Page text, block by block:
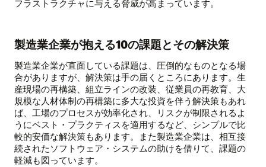
フラストラクチャに与える脅威が高まっています。
製造業企業が抱える10の課題とその解決策
製造業企業が直面している課題は、圧倒的なものとなる場
合がありますが、解決策は手の届くところにあります。生
産現場の再構築、組立ラインの改装、従業員の再教育、大
規模な人材体制の再構築に多大な投資を伴う解決策もあれ
ば、工場のプロセスが効率化され、リスクが制限されるよ
うにベスト・プラクティスを適用するなど、シンプルで比
較的安価な解決策もあります。また製造業企業は、相互接
続されたソフトウェア・システムの助けを借りて、課題の
軽減も図っています。